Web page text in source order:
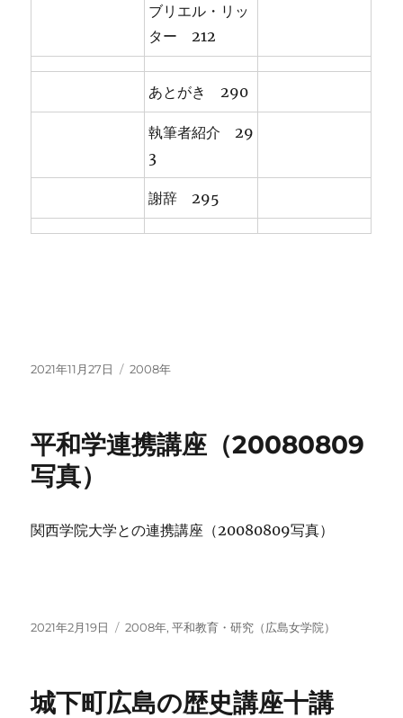
ブリエル・リッ
ター 212
あとがき 290
執筆者紹介 29
3
謝辞 295
投
2021年11月27日
カ
ー
2008年
平和学連携講座（20080809
写真）
関西学院大学との連携講座（20080809写真）
投
2021年2月19日
カ
ー
2008年,平和教育・研究（広島女学院）
城下町広島の歴史講座十講